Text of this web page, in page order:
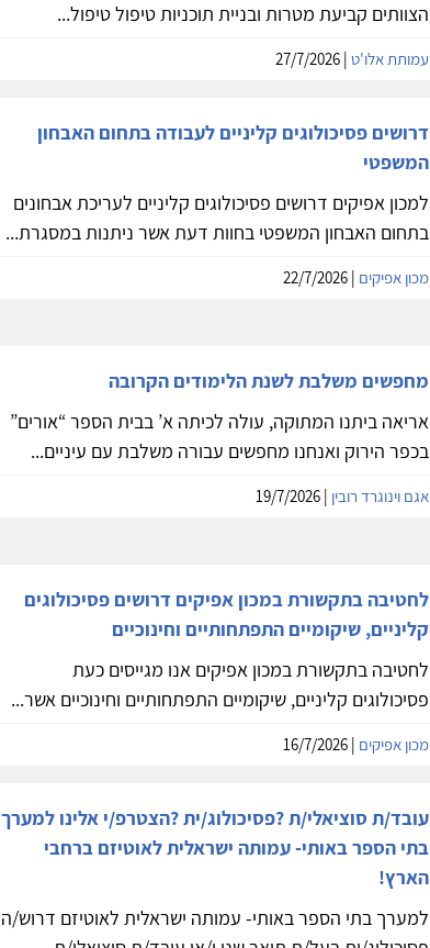
הצוותים קביעת מטרות ובניית תוכניות טיפול טיפול...
עמותת אלו'ט| 27/7/2026
דרושים פסיכולוגים קליניים לעבודה בתחום האבחון
המשפטי
למכון אפיקים דרושים פסיכולוגים קליניים לעריכת אבחונים
בתחום האבחון המשפטי בחוות דעת אשר ניתנות במסגרת...
מכון אפיקים
מחפשים משלבת לשנת הלימודים הקרובה
אריאה ביתנו המתוקה, עולה לכיתה א’ בבית הספר “אורים”
בכפר הירוק ואנחנו מחפשים עבורה משלבת עם עיניים...
אגם וינוגרד רובין
לחטיבה בתקשורת במכון אפיקים דרושים פסיכולוגים
קליניים, שיקומיים התפתחותיים וחינוכיים
לחטיבה בתקשורת במכון אפיקים אנו מגייסים כעת
פסיכולוגים קליניים, שיקומיים התפתחותיים וחינוכיים אשר...
מכון אפיקים
עובד/ת סוציאלי/ת ?פסיכולוג/ית ?הצטרפ/י אלינו למערך
בתי הספר באותי- עמותה ישראלית לאוטיזם ברחבי
הארץ!
למערך בתי הספר באותי- עמותה ישראלית לאוטיזם דרוש/ה